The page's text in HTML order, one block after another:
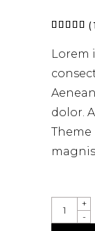
1( 1
Lorem
dolor.
-
+